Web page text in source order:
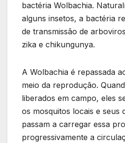
bactéria Wolbachia.
alguns insetos, a bactéria
de transmissão de
zika e chikungunya.
A Wolbachia é repassada
meio da reprodução.
liberados em campo, eles
os mosquitos locais e seus
passam a carregar essa
progressivamente a